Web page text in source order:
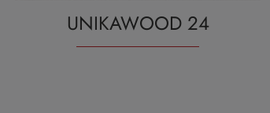
UNIKAWOOD 24